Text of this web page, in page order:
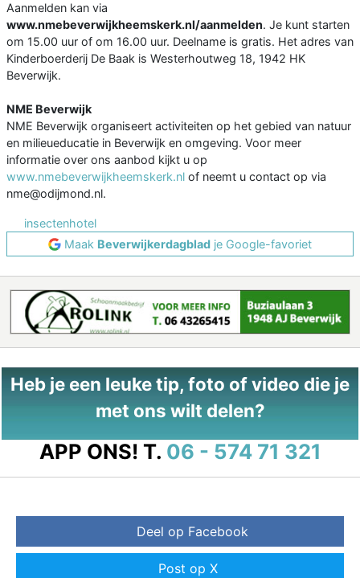
Aanmelden kan via
www.nmebeverwijkheemskerk.nl/aanmelden. Je kunt starten
om 15.00 uur of om 16.00 uur. Deelname is gratis. Het adres van
Kinderboerderij De Baak is Westerhoutweg 18, 1942 HK
Beverwijk.
NME Beverwijk
NME Beverwijk organiseert activiteiten op het gebied van natuur
en milieueducatie in Beverwijk en omgeving. Voor meer
informatie over ons aanbod kijkt u op
www.nmebeverwijkheemskerk.nl of neemt u contact op via
nme@odijmond.nl.
insectenhotel
Maak Beverwijkerdagblad je Google-favoriet
Heb je een leuke tip, foto of video die je
met ons wilt delen?
APP ONS! T. 06 - 574 71 321
Deel op Facebook
Post op X